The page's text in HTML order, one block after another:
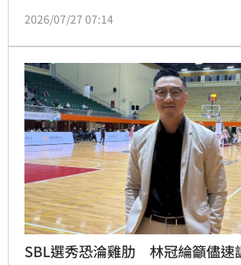
教練劉孟竹表示，這幾天會再讓團隊配
2026/07/27 07:14
SBL選秀恐淪雞肋 林冠綸籲儘速